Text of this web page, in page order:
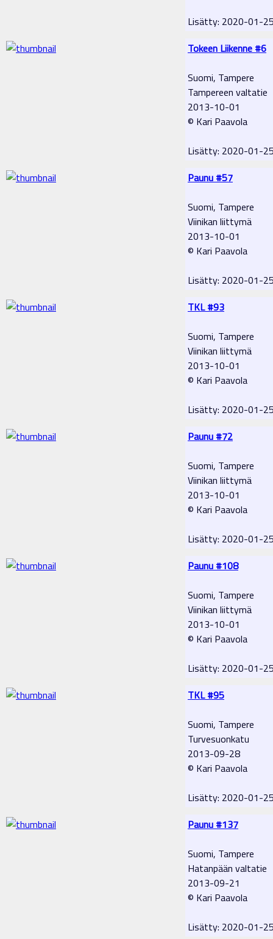
Lisätty: 2020-01-
Tokeen Liikenne #6
Suomi, Tampere
Tampereen valtatie
2013-10-01
© Kari Paavola
Lisätty: 2020-01-
Paunu #57
Suomi, Tampere
Viinikan liittymä
2013-10-01
© Kari Paavola
Lisätty: 2020-01-
TKL #93
Suomi, Tampere
Viinikan liittymä
2013-10-01
© Kari Paavola
Lisätty: 2020-01-
Paunu #72
Suomi, Tampere
Viinikan liittymä
2013-10-01
© Kari Paavola
Lisätty: 2020-01-
Paunu #108
Suomi, Tampere
Viinikan liittymä
2013-10-01
© Kari Paavola
Lisätty: 2020-01-
TKL #95
Suomi, Tampere
Turvesuonkatu
2013-09-28
© Kari Paavola
Lisätty: 2020-01-
Paunu #137
Suomi, Tampere
Hatanpään valtatie
2013-09-21
© Kari Paavola
Lisätty: 2020-01-